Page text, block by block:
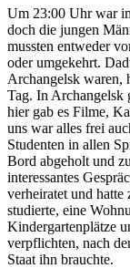
Um 23:00 Uhr war
doch die jungen
mussten entweder
oder umgekehrt.
Archangelsk waren,
Tag. In Archangelsk
hier gab es Filme,
uns war alles frei
Studenten in allen
Bord abgeholt und
interessantes
verheiratet und hatte
studierte, eine
Kindergartenplätze
verpflichten, nach
Staat ihn brauchte.